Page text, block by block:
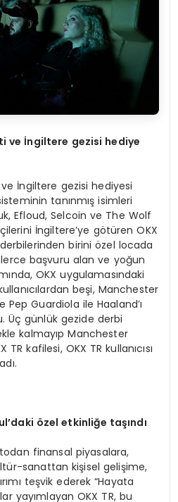
ve İngiltere gezisi hediye
İngiltere gezisi hediyesi
tanınmış isimleri
Efloud, Selcoin ve The Wolf
İngiltere’ye götüren OKX
birini özel locada
başvuru alan ve yoğun
OKX uygulamasındaki
beşi, Manchester
Guardiola ile Haaland’ı
Üç günlük gezide derbi
kalmayıp Manchester
TR kafilesi, OKX TR kullanıcısı
’daki özel etkinliğe taşındı
finansal piyasalara,
sanattan kişisel gelişime,
teşvik ederek “Hayata
yayımlayan OKX TR, bu